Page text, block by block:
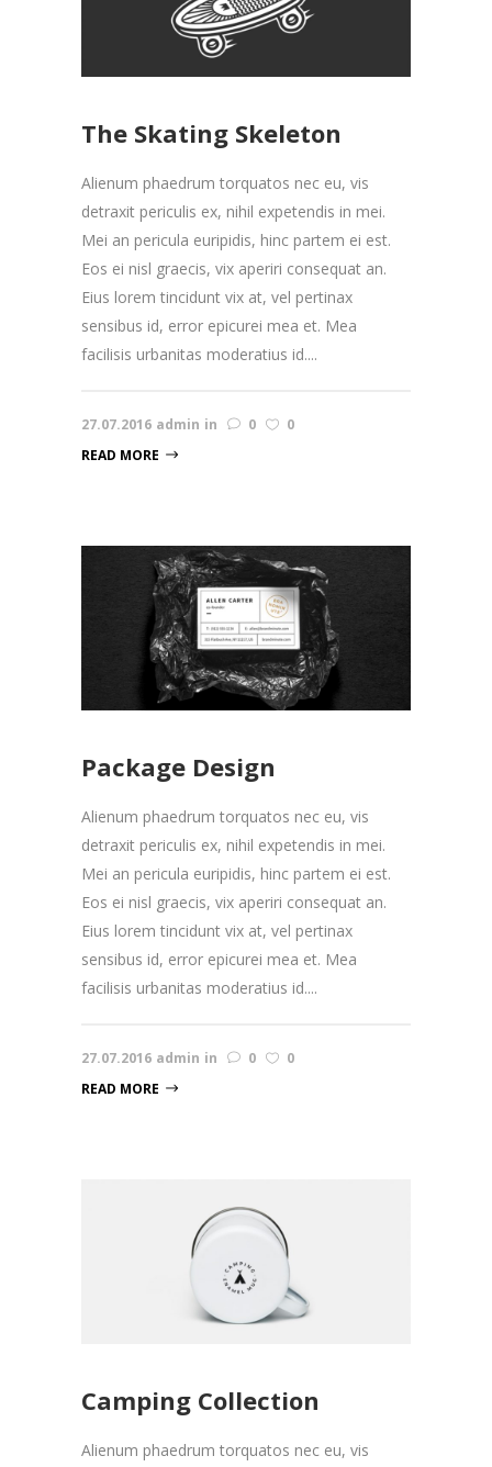
The Skating Skeleton
Alienum phaedrum torquatos nec eu, vis
detraxit periculis ex, nihil expetendis in mei.
Mei an pericula euripidis, hinc partem ei est.
Eos ei nisl graecis, vix aperiri consequat an.
Eius lorem tincidunt vix at, vel pertinax
sensibus id, error epicurei mea et. Mea
facilisis urbanitas moderatius id....
27.07.2016 admin in 0
0
READ MORE
Package Design
Alienum phaedrum torquatos nec eu, vis
detraxit periculis ex, nihil expetendis in mei.
Mei an pericula euripidis, hinc partem ei est.
Eos ei nisl graecis, vix aperiri consequat an.
Eius lorem tincidunt vix at, vel pertinax
sensibus id, error epicurei mea et. Mea
facilisis urbanitas moderatius id....
27.07.2016 admin in 0
0
READ MORE
Camping Collection
Alienum phaedrum torquatos nec eu, vis